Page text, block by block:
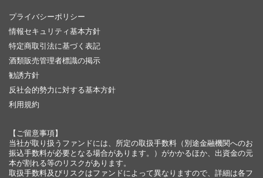
プライバシーポリシー
情報セキュリティ基本方針
特定商取引法に基づく表記
酒類販売管理者標識の掲示
勧誘方針
反社会的勢力に対する基本方針
利用規約
【ご留意事項】
当社が取り扱うファンドには、所定の取扱手数料（別途金融機関へのお
振込手数料が必要となる場合があります。）がかかるほか、出資金の元
本が割れる等のリスクがあります。
取扱手数料及びリスクはファンドによって異なりますので、詳細は各フ